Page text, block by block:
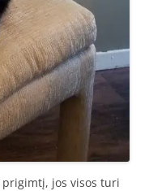
jos visos turi